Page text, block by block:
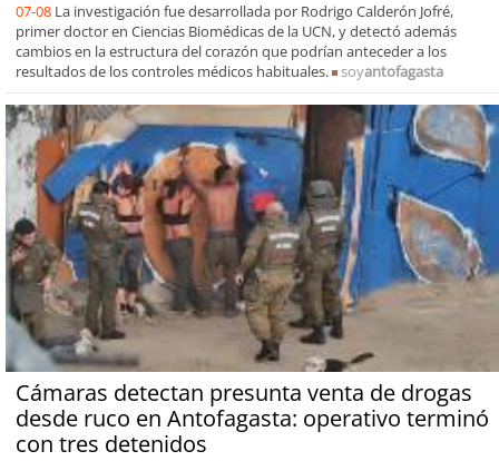
07-08 La investigación fue desarrollada por Rodrigo Calderón Jofré,
primer doctor en Ciencias Biomédicas de la UCN, y detectó además
cambios en la estructura del corazón que podrían anteceder a los
resultados de los controles médicos habituales.
soyantofagasta
Cámaras detectan presunta venta de drogas
desde ruco en Antofagasta: operativo terminó
con tres detenidos